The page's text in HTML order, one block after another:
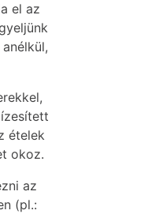
el az
ételek
okoz.
az
(pl.: